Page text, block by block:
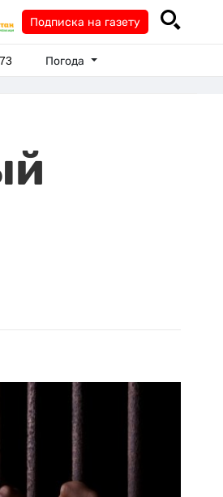
Подписка на газету
Погода